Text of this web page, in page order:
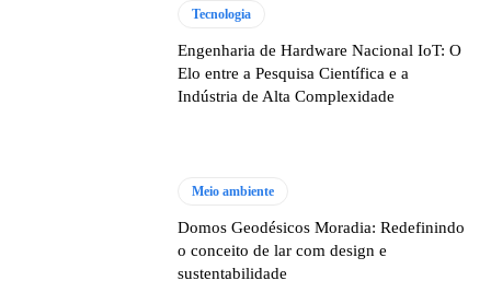
Tecnologia
Engenharia de Hardware Nacional IoT: O
Elo entre a Pesquisa Científica e a
Indústria de Alta Complexidade
Meio ambiente
Domos Geodésicos Moradia: Redefinindo
o conceito de lar com design e
sustentabilidade